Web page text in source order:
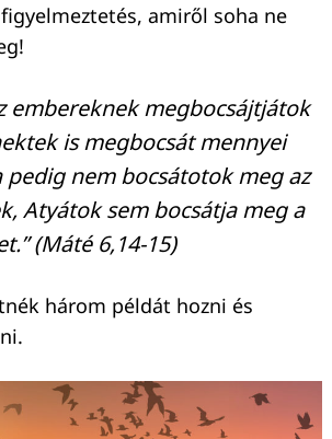
amiről soha ne
embereknek megbocsájtjátok
is megbocsát mennyei
pedig nem bocsátotok meg az
Atyátok sem bocsátja meg a
(Máté 6,14-15)
három példát hozni és